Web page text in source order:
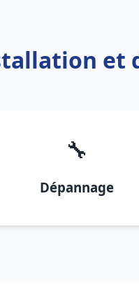
et
🔧
Dépannage